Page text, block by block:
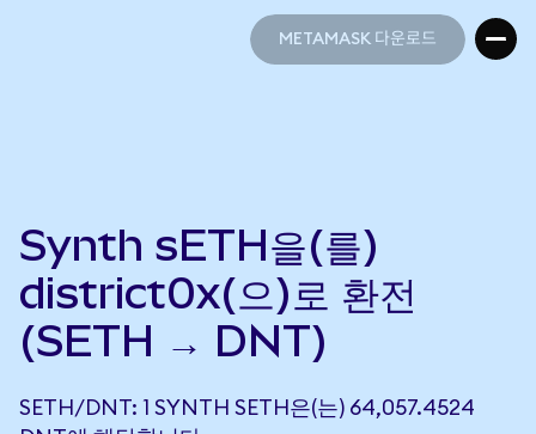
METAMASK 다운로드
Synth sETH을(를)
district0x(으)로 환전
(SETH → DNT)
SETH/DNT: 1 SYNTH SETH은(는) 64,057.4524